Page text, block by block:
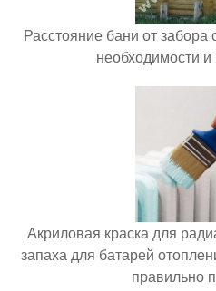
Расстояние бани от
необходимости
Акриловая краска для
запаха для батарей
правильно